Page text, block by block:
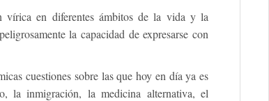
vírica en diferentes ámbitos de la vida y la
la capacidad de expresarse con
cuestiones sobre las que hoy en día ya es
la inmigración, la medicina alternativa, el